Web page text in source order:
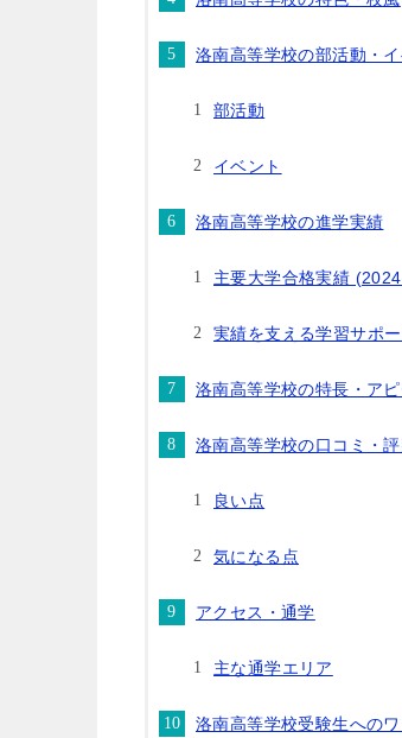
洛南高等学校の部活動・イ
部活動
イベント
洛南高等学校の進学実績
主要大学合格実績
実績を支える学習サポー
洛南高等学校の特長・ア
洛南高等学校の口コミ・
良い点
気になる点
アクセス・通学
主な通学エリア
洛南高等学校受験生への